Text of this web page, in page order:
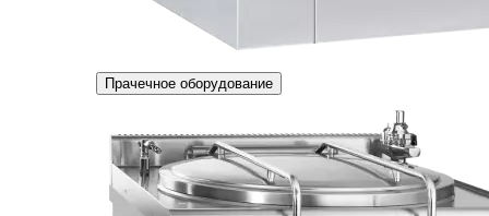
Прачечное оборудование